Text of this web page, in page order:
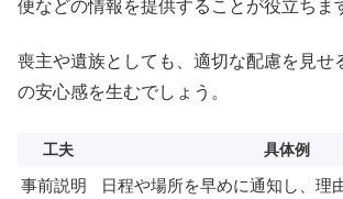
便などの情報を提供することが役立ちま
喪主や遺族としても、適切な配慮を見せ
の安心感を生むでしょう。
工夫 具体例
事前説明
日程や場所を早めに通知し、理